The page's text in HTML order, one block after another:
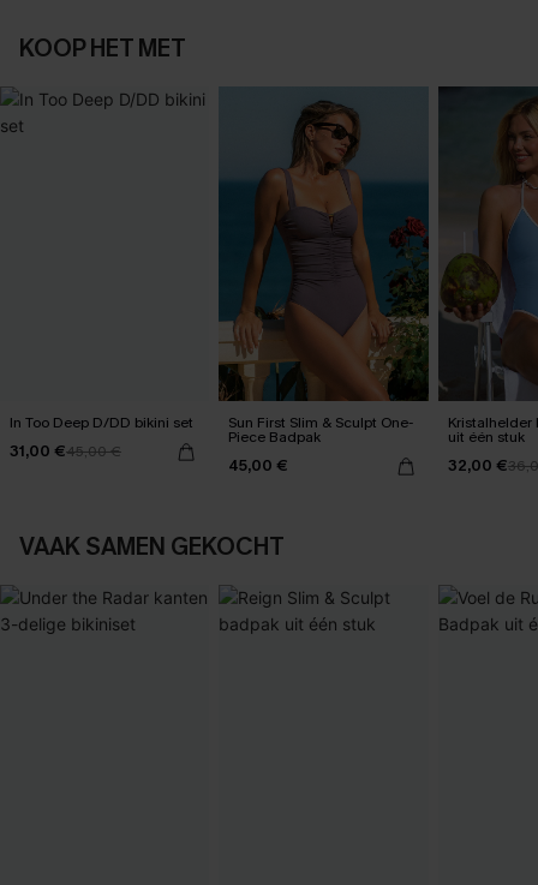
KOOP HET MET
In Too Deep D/DD bikini set
31,00 €45,00 €
Sun First Slim & Sculpt One-
Piece Badpak
45,00 €
Kristalhelder
uit één stuk
32,00 €
VAAK SAMEN GEKOCHT